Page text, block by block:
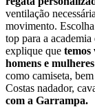
ventilação
movimento.
top para a
explique que temos
homens e mulheres
como camiseta,
Costas nadador,
com a Garrampa.